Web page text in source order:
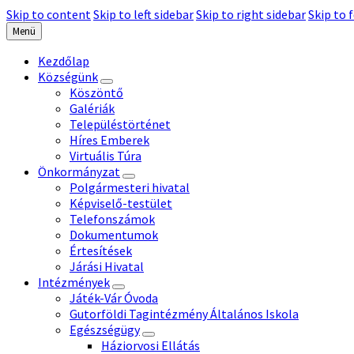
Skip to contentSkip to left sidebarSkip to right sidebarSkip to
Menü
Kezdőlap
Községünk
Köszöntő
Galériák
Településtörténet
Híres Emberek
Virtuális Túra
Önkormányzat
Polgármesteri hivatal
Képviselő-testület
Telefonszámok
Dokumentumok
Értesítések
Járási Hivatal
Intézmények
Játék-Vár Óvoda
Gutorföldi Tagintézmény Általános Iskola
Egészségügy
Háziorvosi Ellátás